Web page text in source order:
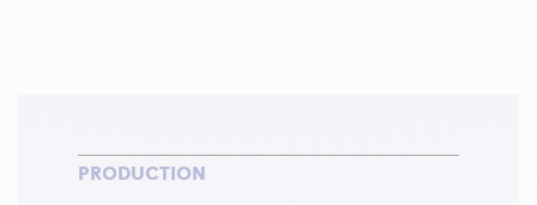
PRODUCTION